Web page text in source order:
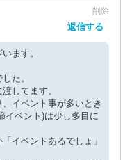
削除
返信する
ます。
た。
してます。
イベント事が多いとき
イベント)は少し多目に
イベントあるでしょ」